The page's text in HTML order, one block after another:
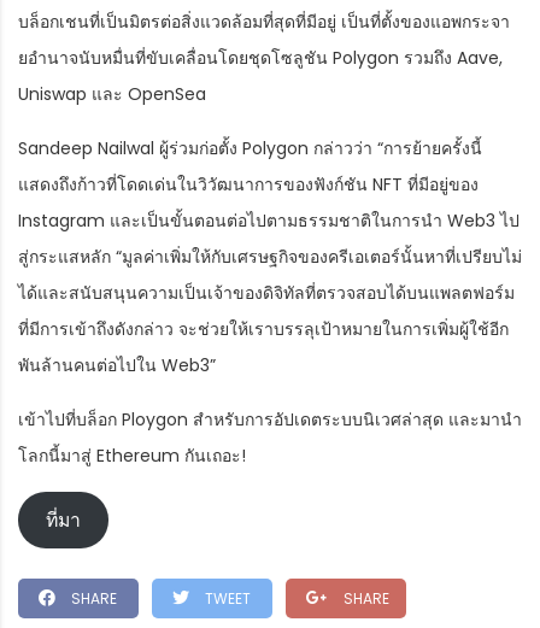
บล็อกเชนที่เป็นมิตรต่อสิ่งแวดล้อมที่สุดที่มีอยู่ เป็นที่ตั้งของแอพกระจา
ยอำนาจนับหมื่นที่ขับเคลื่อนโดยชุดโซลูชัน Polygon รวมถึง Aave,
Uniswap และ OpenSea
Sandeep Nailwal ผู้ร่วมก่อตั้ง Polygon กล่าวว่า “การย้ายครั้งนี้
แสดงถึงก้าวที่โดดเด่นในวิวัฒนาการของฟังก์ชัน NFT ที่มีอยู่ของ
Instagram และเป็นขั้นตอนต่อไปตามธรรมชาติในการนำ Web3 ไป
สู่กระแสหลัก “มูลค่าเพิ่มให้กับเศรษฐกิจของครีเอเตอร์นั้นหาที่เปรียบไม่
ได้และสนับสนุนความเป็นเจ้าของดิจิทัลที่ตรวจสอบได้บนแพลตฟอร์ม
ที่มีการเข้าถึงดังกล่าว จะช่วยให้เราบรรลุเป้าหมายในการเพิ่มผู้ใช้อีก
พันล้านคนต่อไปใน Web3”
เข้าไปที่บล็อก Ploygon สำหรับการอัปเดตระบบนิเวศล่าสุด และมานำ
โลกนี้มาสู่ Ethereum กันเถอะ!
ที่มา
SHARE TWEET SHARE